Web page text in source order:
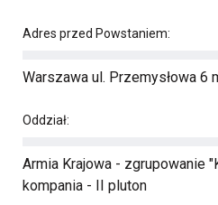
Adres przed Powstaniem:
Warszawa ul. Przemysłowa 6
Oddział:
Armia Krajowa - zgrupowanie
kompania - II pluton